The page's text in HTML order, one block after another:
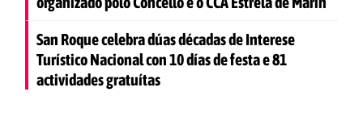
San Roque celebra dúas décadas de Interese
Turístico Nacional con 10 días de festa e 81
actividades gratuítas